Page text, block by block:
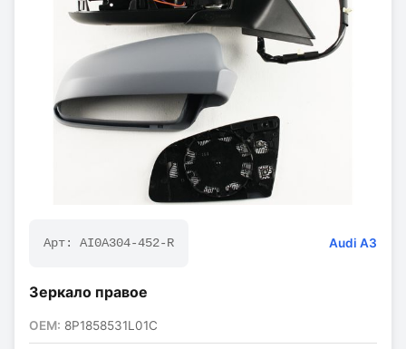
Арт: AI0A304-452-R Audi A3
Зеркало правое
OEM: 8P1858531L01C